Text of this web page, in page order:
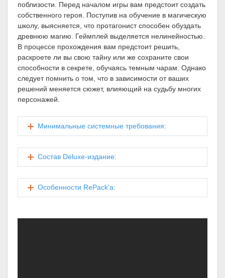
поблизости. Перед началом игры вам предстоит создать
собственного героя. Поступив на обучение в магическую
школу, выясняется, что протагонист способен обуздать
древнюю магию. Геймплей выделяется нелинейностью.
В процессе прохождения вам предстоит решить,
раскроете ли вы свою тайну или же сохраните свои
способности в секрете, обучаясь темным чарам. Однако
следует помнить о том, что в зависимости от ваших
решений меняется сюжет, влияющий на судьбу многих
персонажей.
Минимальные системные требования:
Состав Deluxe-издание:
Особенности RePack'а: